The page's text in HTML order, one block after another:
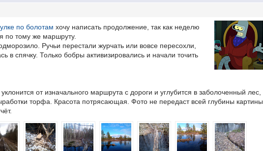
по болотам хочу написать продолжение, так как неделю
по тому же маршруту.
Ручьи перестали журчать или вовсе пересохли,
в спячку. Только бобры активизировались и начали точить
от изначального маршрута с дороги и углубится в заболоченный лес,
торфа. Красота потрясающая. Фото не передаст всей глубины картины,